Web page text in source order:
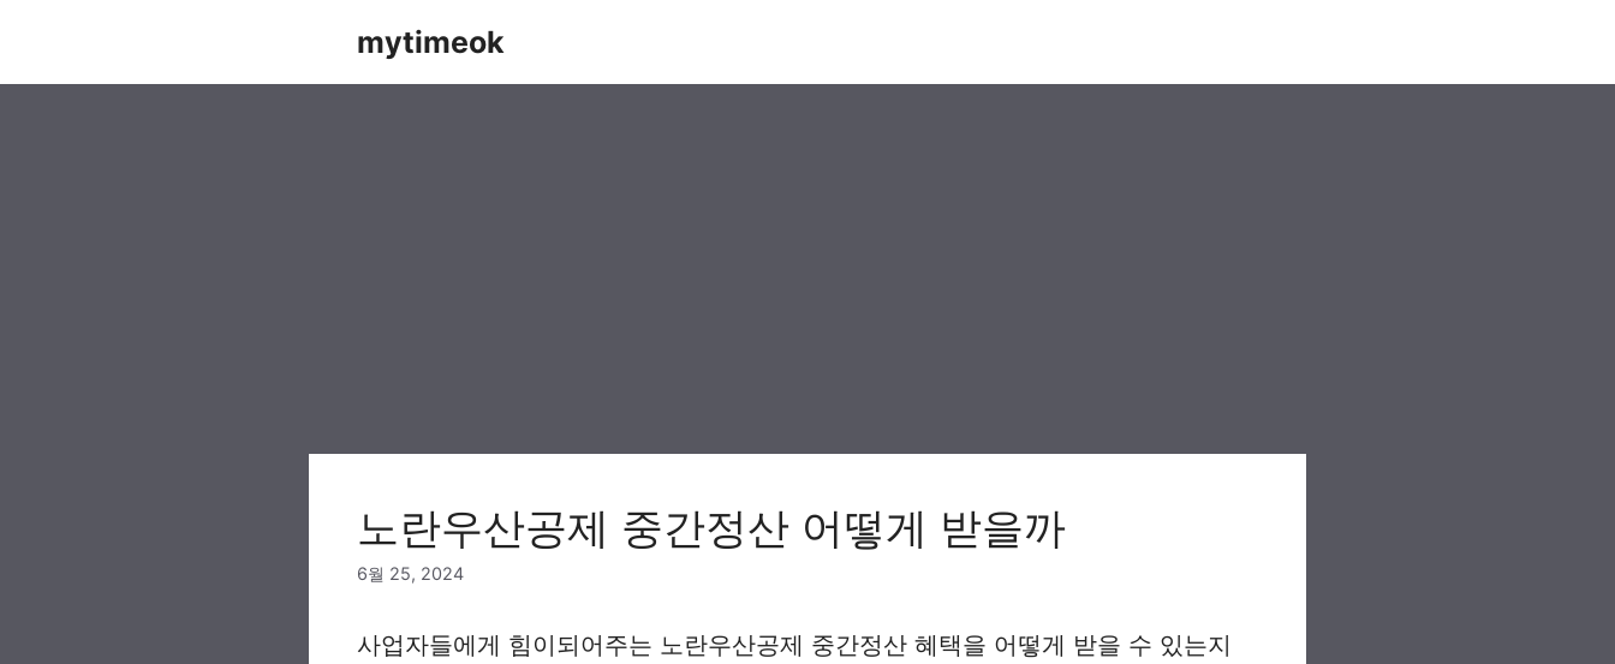
mytimeok
노란우산공제 중간정산 어떻게 받을까
6월 25, 2024
사업자들에게 힘이되어주는 노란우산공제 중간정산 혜택을 어떻게 받을 수 있는지